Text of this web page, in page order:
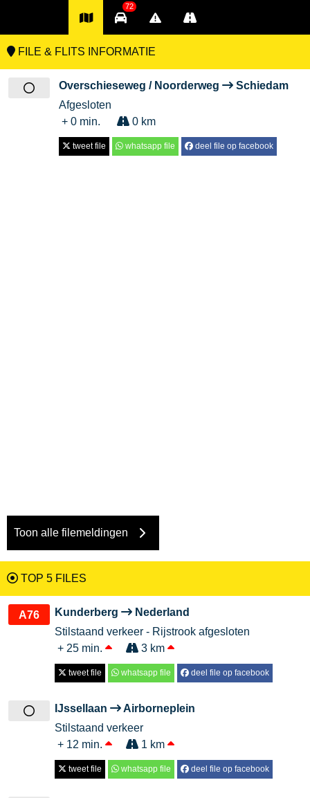
72
FILE & FLITS INFORMATIE
Overschieseweg / Noorderweg
Schiedam
Afgesloten
+ 0 min.
0 km
tweet file whatsapp file deel file op facebook
Toon alle filemeldingen
TOP 5 FILES
A76 Kunderberg
Nederland
Stilstaand verkeer - Rijstrook afgesloten
+ 25 min.
3 km
tweet file whatsapp file deel file op facebook
IJssellaan
Airborneplein
Stilstaand verkeer
+ 12 min.
1 km
tweet file whatsapp file deel file op facebook